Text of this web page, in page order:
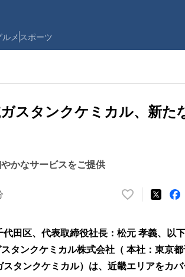
ルメ スポーツ
スタンクケミカル、新た
かなサービスをご提供
い
！
数
を
代田区、代表取締役社長：松元 孝義、以
タンクケミカル株式会社（ 本社：東京
タンクケミカル）は、近畿エリアをカバ